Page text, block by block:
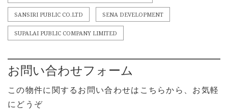
SANSIRI PUBLIC CO.LTD SENA DEVELOPMENT
SUPALAI PUBLIC COMPANY LIMITED
お問い合わせフォーム
この物件に関するお問い合わせはこちらから、お気軽
にどうぞ